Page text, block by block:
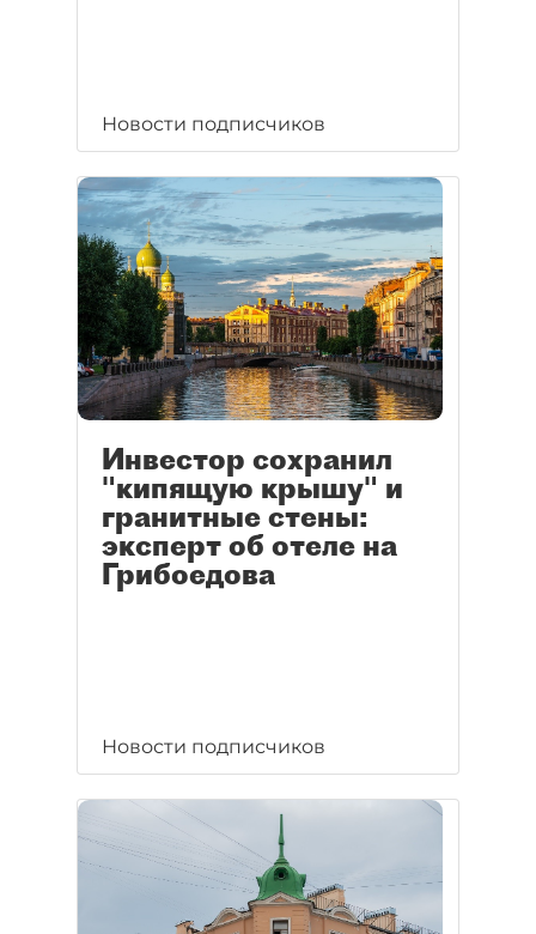
Новости подписчиков
Инвестор сохранил
"кипящую крышу" и
гранитные стены:
эксперт об отеле на
Грибоедова
Новости подписчиков